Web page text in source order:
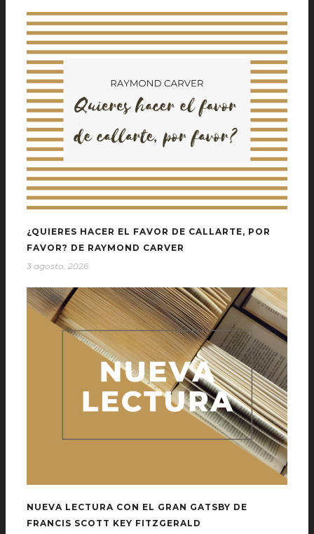
¿QUIERES HACER EL FAVOR DE CALLARTE, POR
FAVOR? DE RAYMOND CARVER
3 agosto, 2026
NUEVA LECTURA CON EL GRAN GATSBY DE
FRANCIS SCOTT KEY FITZGERALD